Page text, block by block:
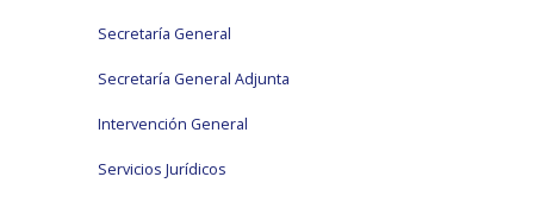
Secretaría General
Secretaría General Adjunta
Intervención General
Servicios Jurídicos